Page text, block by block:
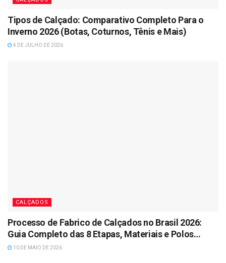
Tipos de Calçado: Comparativo Completo Para o
Inverno 2026 (Botas, Coturnos, Tênis e Mais)
4 DE JULHO DE 2026
CALÇADOS
Processo de Fabrico de Calçados no Brasil 2026:
Guia Completo das 8 Etapas, Materiais e Polos
Industriais
10 DE MAIO DE 2026